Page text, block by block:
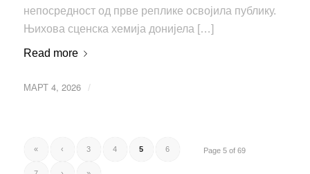
непосредност од прве реплике освојила публику.
Њихова сценска хемија донијела […]
Read more
МАРТ 4, 2026 /
Page 5 of 69
« ‹ 3 4 5 6